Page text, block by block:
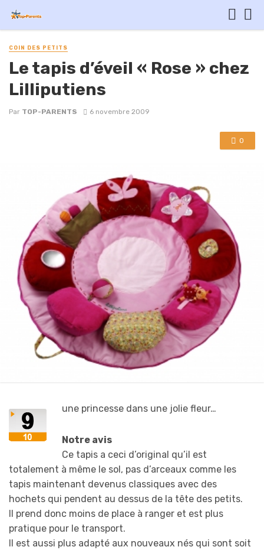
COIN DES PETITS
Le tapis d’éveil « Rose » chez
Lilliputiens
Par TOP-PARENTS 6 novembre 2009
0
une princesse dans une jolie fleur…
Notre avis
Ce tapis a ceci d’original qu’il est
totalement à même le sol, pas d’arceaux comme les
tapis maintenant devenus classiques avec des
hochets qui pendent au dessus de la tête des petits.
Il prend donc moins de place à ranger et est plus
pratique pour le transport.
Il est aussi plus adapté aux nouveaux nés qui sont soit